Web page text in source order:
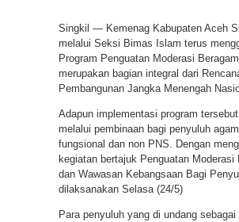
Singkil — Kemenag Kabupaten Aceh
melalui Seksi Bimas Islam terus
Program Penguatan Moderasi
merupakan bagian integral dari
Pembangunan Jangka Menengah
Adapun implementasi program
melalui pembinaan bagi penyuluh
fungsional dan non PNS. Dengan
kegiatan bertajuk Penguatan Moderasi
dan Wawasan Kebangsaan Bagi
dilaksanakan Selasa (24/5)
Para penyuluh yang di undang sebagai